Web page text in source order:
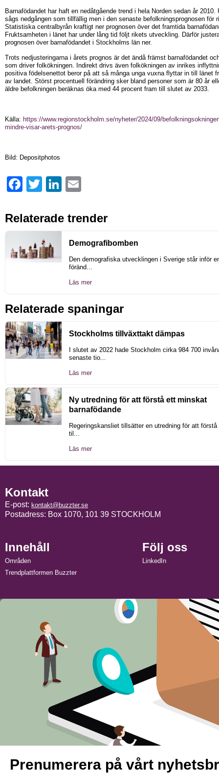
Barnafödandet har haft en nedåtgående trend i hela Norden sedan år 2010.
sågs nedgången som tillfällig men i den senaste befolkningsprognosen för
Statistiska centralbyrån kraftigt ner prognosen över det framtida
Fruktsamheten i länet har under lång tid följt rikets utveckling. Därför
prognosen över barnafödandet i Stockholms län ner.
Trots nedjusteringarna i årets prognos är det ändå främst barnafödandet
som driver folkökningen. Indirekt drivs även folkökningen av inrikes
positiva födelsenettot beror på att så många unga vuxna flyttar in till länet
av landet. Störst procentuell förändring sker bland personer som är 80 år
äldre befolkningen beräknas öka med 44 procent fram till slutet av 2033.
Källa: https://www.regionstockholm.se/nyheter/2024/09/
mindre-visar-arets-prognos/
Bild: Depositphotos
FacebookTwitter LinkedIn
Relaterade trender
Demografibomben
Den demografiska utvecklingen i Sverige står inför
föränd...
Läs mer
Relaterade spaningar
Stockholms tillväxttakt dämpas
I slutet av 2022 hade Stockholm cirka 984 700
senaste tio...
Läs mer
Ny utredning för att förstå ett minskat
barnafödande
Regeringskansliet tillsätter en utredning för att förstå
til...
Läs mer
Kontakt
E-post: kontakt@buzzter.se
Postadress: Box 1070, 101 39 STOCKHOLM
Innehåll
Områden
Trendplattformen Buzzter
Följ oss
LinkedIn
Prenumerera på vårt